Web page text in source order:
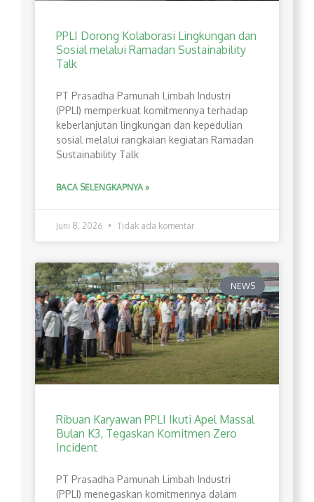
PPLI Dorong Kolaborasi Lingkungan dan
Sosial melalui Ramadan Sustainability
Talk
PT Prasadha Pamunah Limbah Industri
(PPLI) memperkuat komitmennya terhadap
keberlanjutan lingkungan dan kepedulian
sosial melalui rangkaian kegiatan Ramadan
Sustainability Talk
BACA SELENGKAPNYA »
Juni 8, 2026 Tidak ada komentar
NEWS
Ribuan Karyawan PPLI Ikuti Apel Massal
Bulan K3, Tegaskan Komitmen Zero
Incident
PT Prasadha Pamunah Limbah Industri
(PPLI) menegaskan komitmennya dalam